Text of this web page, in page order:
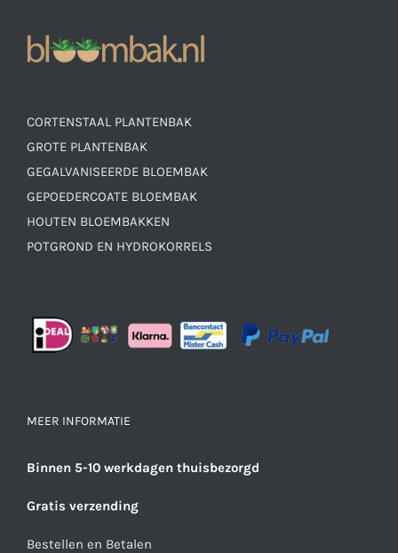
CORTENSTAAL PLANTENBAK
GROTE PLANTENBAK
GEGALVANISEERDE BLOEMBAK
GEPOEDERCOATE BLOEMBAK
HOUTEN BLOEMBAKKEN
POTGROND EN HYDROKORRELS
MEER INFORMATIE
Binnen 5-10 werkdagen thuisbezorgd
Gratis verzending
Bestellen en Betalen